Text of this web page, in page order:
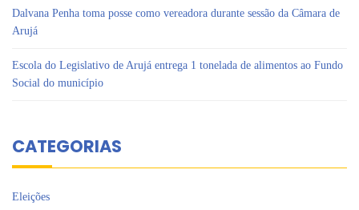
Dalvana Penha toma posse como vereadora durante sessão da Câmara de
Arujá
Escola do Legislativo de Arujá entrega 1 tonelada de alimentos ao Fundo
Social do município
CATEGORIAS
Eleições